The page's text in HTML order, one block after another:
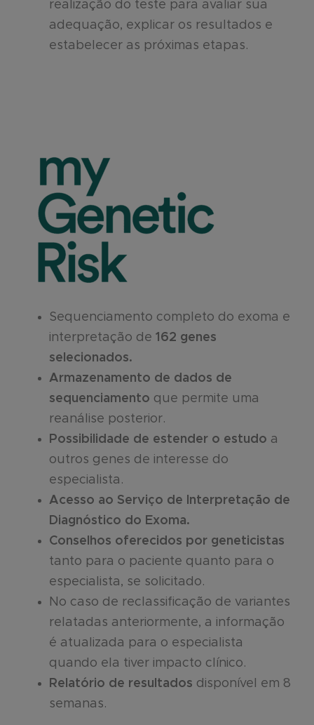
realização do teste para avaliar sua
adequação, explicar os resultados e
estabelecer as próximas etapas.
Sequenciamento completo do exoma e
interpretação de 162 genes
selecionados.
Armazenamento de dados de
sequenciamento que permite uma
reanálise posterior.
Possibilidade de estender o estudo a
outros genes de interesse do
especialista.
Acesso ao Serviço de Interpretação de
Diagnóstico do Exoma.
Conselhos oferecidos por geneticistas
tanto para o paciente quanto para o
especialista, se solicitado.
No caso de reclassificação de variantes
relatadas anteriormente, a informação
é atualizada para o especialista
quando ela tiver impacto clínico.
Relatório de resultados disponível em 8
semanas.